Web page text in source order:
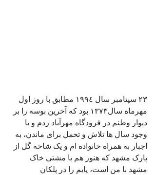
٢۳ سپتامبر سال ١٩٩٤ مطابق با روز اول
مهرماه سال١٣٧٣ بود كه آخرین بوسه را بر
دیوار وطنم در فرودگاه مهرآباد زدم و با
وجود سال ها تلاش و تحمل برای ماندن، به
اجبار به همراه خانواده ام و یک شاخه گل از
پارک مشهد که هنوز هم با مشتی خاک
مشهد با من است، پایم را در پلکان